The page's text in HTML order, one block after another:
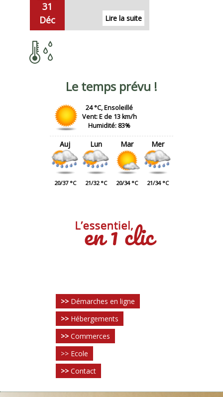
31
Déc
Le temps prévu !
24 °C, Ensoleillé
Vent: E de 13 km/h
Humidité: 83%
Auj
20/37 °C
Lun
21/32 °C
Mar
20/34 °C
Mer
21/34 °C
>>Démarches en ligne
>>Hébergements
>>Commerces
>> Ecole
>>Contact